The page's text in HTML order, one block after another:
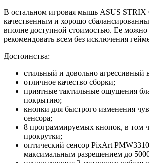
В остальном игровая мышь ASUS STRIX
качественным и хорошо
вполне доступной стоимостью. Ее можно
рекомендовать всем без исключения
Достоинства:
стильный и довольно агрессивный
отличное качество сборки;
приятные тактильные ощущения
покрытию;
кнопки для быстрого изменения
сенсора;
8 программируемых кнопок, в том
прокрутки;
оптический сенсор PixArt
максимальным разрешением до